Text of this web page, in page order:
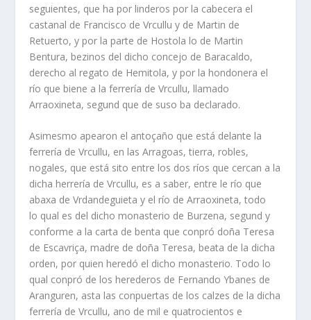
seguientes, que ha por linderos por la cabecera el
castanal de Francisco de Vrcullu y de Martin de
Retuerto, y por la parte de Hostola lo de Martin
Bentura, bezinos del dicho concejo de Baracaldo,
derecho al regato de Hemitola, y por la hondonera el
río que biene a la ferrería de Vrcullu, llamado
Arraoxineta, segund que de suso ba declarado.
Asimesmo apearon el antoçaño que está delante la
ferrería de Vrcullu, en las Arragoas, tierra, robles,
nogales, que está sito entre los dos ríos que cercan a la
dicha herrería de Vrcullu, es a saber, entre le río que
abaxa de Vrdandeguieta y el río de Arraoxineta, todo
lo qual es del dicho monasterio de Burzena, segund y
conforme a la carta de benta que conpró doña Teresa
de Escavriça, madre de doña Teresa, beata de la dicha
orden, por quien heredó el dicho monasterio. Todo lo
qual conpró de los herederos de Fernando Ybanes de
Aranguren, asta las conpuertas de los calzes de la dicha
ferrería de Vrcullu, ano de mil e quatrocientos e